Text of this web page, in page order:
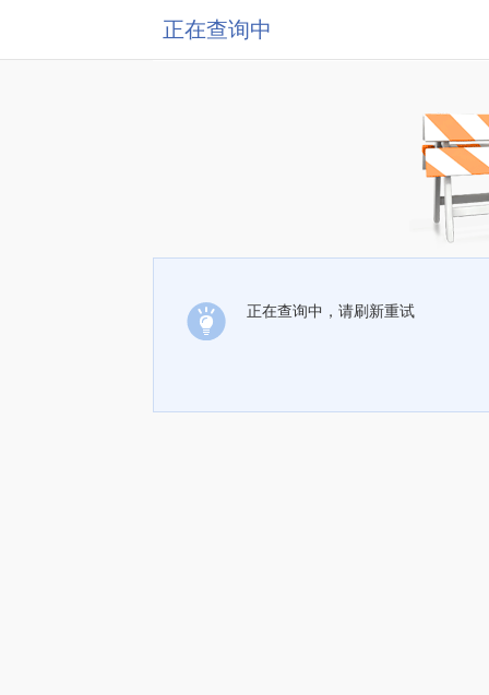
正在查询中
正在查询中，请刷新重试